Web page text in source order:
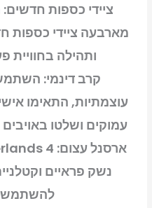
ציידי כספות
מארבעה ציידי כספות
ותהילה בחוויית
קרב דינמי:
עוצמתיות, התאימו
עמוקים ושלטו באויבים
נשק פראיים
להשתמש